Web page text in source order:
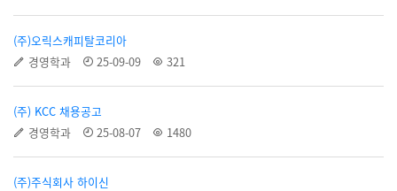
(주)오릭스캐피탈코리아
경영학과
25-09-09 321
(주) KCC 채용공고
경영학과
25-08-07 1480
(주)주식회사 하이신